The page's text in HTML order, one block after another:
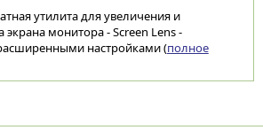
утилита для увеличения и
экрана монитора - Screen Lens -
настройками (полное